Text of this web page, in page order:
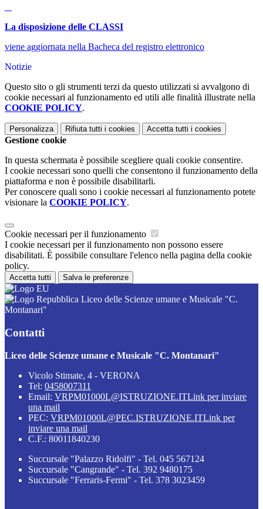
La disposizione delle CLASSI
viene aggiornata nella Bacheca del registro elettronico
Notizie
Questo sito o gli strumenti terzi da questo utilizzati si avvalgono di
cookie necessari al funzionamento ed utili alle finalità illustrate nella
COOKIE POLICY.
Personalizza Rifiuta tutti i cookies Accetta tutti i cookies
Gestione cookie
In questa schermata è possibile scegliere quali cookie consentire.
I cookie necessari sono quelli che consentono il funzionamento della
piattaforma e non è possibile disabilitarli.
Per conoscere quali sono i cookie necessari al funzionamento potete
visionare la COOKIE POLICY.
Cookie necessari per il funzionamento
I cookie necessari per il funzionamento non possono essere
disabilitati. È possibile consultare l'elenco nella pagina della cookie
policy.
Accetta tutti Salva le preferenze
Liceo delle Scienze umane e Musicale "C.
Montanari"
Contatti
Liceo delle Scienze umane e Musicale "C. Montanari"
Vicolo Stimate, 4 - VERONA
Tel: 0458007311
Email: VRPM01000L@ISTRUZIONE.ITLink per inviare
una mail
PEC: VRPM01000L@PEC.ISTRUZIONE.ITLink per
inviare una mail
C.F.: 80011840230
Succursale "Palazzo Ridolfi" - Tel. 045 567124
Succursale "Cangrande" - Tel. 392 9480175
Succursale "Ferraris-Fermi" - Tel. 378 3023459